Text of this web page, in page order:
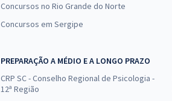
Concursos no Rio Grande do Norte
Concursos em Sergipe
PREPARAÇÃO A MÉDIO E A LONGO PRAZO
CRP SC - Conselho Regional de Psicologia -
12ª Região